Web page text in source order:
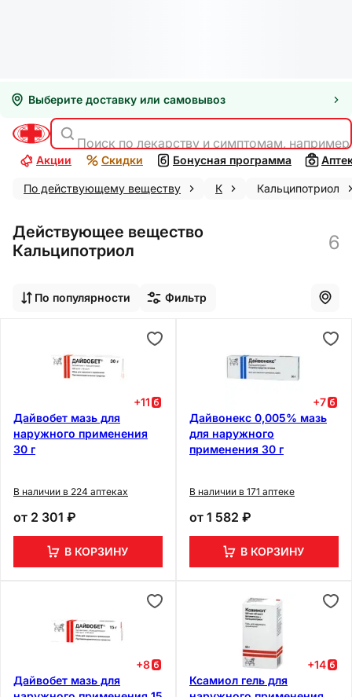
Выберите доставку или самовывоз
Поиск по лекарству и симптомам,
Акции Скидки Бонусная программа
По действующему веществу К Кальципотриол
Действующее вещество
Кальципотриол
6
По популярности Фильтр
+11
Дайвобет мазь для
наружного применения
30 г
В наличии в 224 аптеках
от 2 301 ₽
В КОРЗИНУ
+7
Дайвонекс 0,005% мазь
для наружного
применения 30 г
В наличии в 171 аптеке
от 1 582 ₽
В КОРЗИНУ
+8
Дайвобет мазь для
+14
Ксамиол гель для